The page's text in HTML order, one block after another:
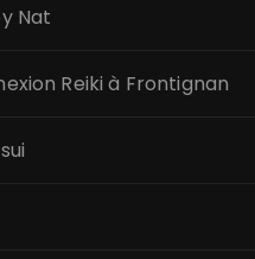
Nat
Reiki à Frontignan